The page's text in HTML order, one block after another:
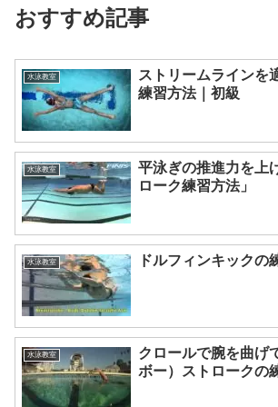
おすすめ記事
水泳教室
ストリームラインを
練習方法｜初級
水泳教室
平泳ぎの推進力を上
ローク練習方法」
水泳教室 ドルフィンキックの
水泳教室
クロールで腕を曲げ
ボー）ストロークの